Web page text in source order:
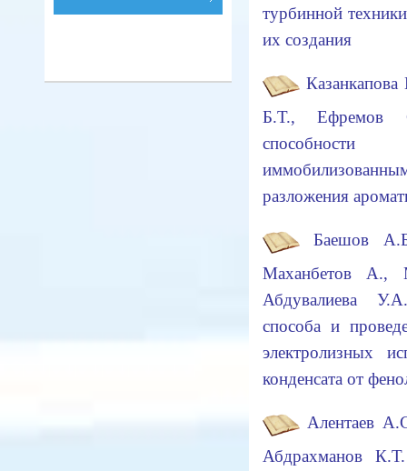
турбинной
их создания
Б.Т., Ефремов
разложения
Баешов
Маханбетов А.,
Абдувалиева
способа и
электролизных
конденсата от
Алентаев
Абдрахманов